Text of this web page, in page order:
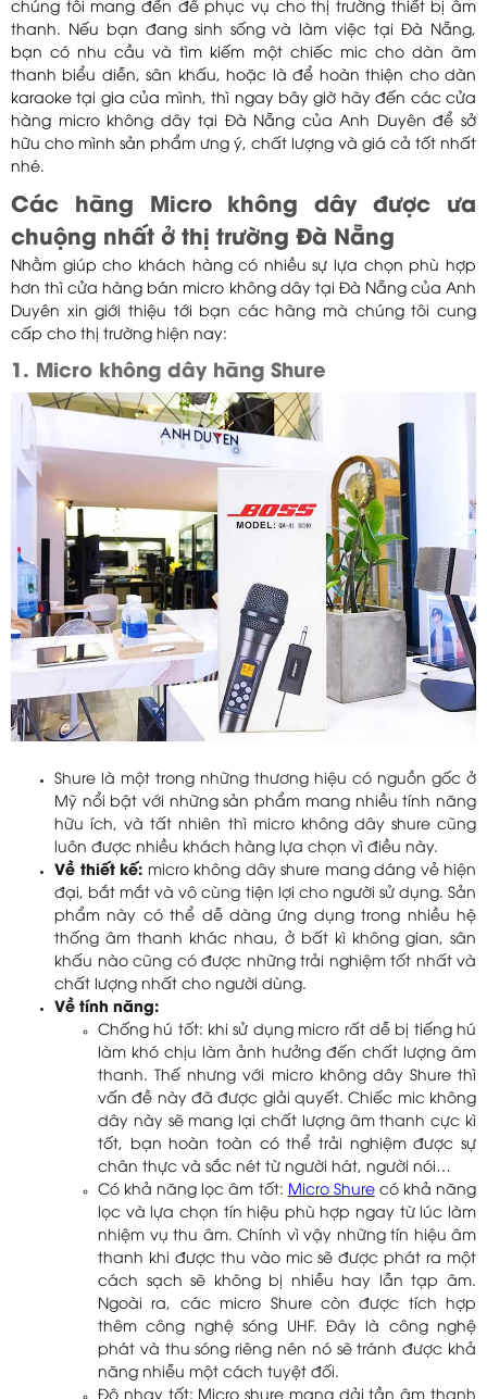
chúng tôi mang đến để phục vụ cho thị trường thiết bị âm
thanh. Nếu bạn đang sinh sống và làm việc tại Đà Nẵng,
bạn có nhu cầu và tìm kiếm một chiếc mic cho dàn âm
thanh biểu diễn, sân khấu, hoặc là để hoàn thiện cho dàn
karaoke tại gia của mình, thì ngay bây giờ hãy đến các cửa
hàng micro không dây tại Đà Nẵng của Anh Duyên để sở
hữu cho mình sản phẩm ưng ý, chất lượng và giá cả tốt nhất
nhé.
Các hãng Micro không dây được ưa
chuộng nhất ở thị trường Đà Nẵng
Nhằm giúp cho khách hàng có nhiều sự lựa chọn phù hợp
hơn thì cửa hàng bán micro không dây tại Đà Nẵng của Anh
Duyên xin giới thiệu tới bạn các hãng mà chúng tôi cung
cấp cho thị trường hiện nay:
1. Micro không dây hãng Shure
Shure là một trong những thương hiệu có nguồn gốc ở
Mỹ nổi bật với những sản phẩm mang nhiều tính năng
hữu ích, và tất nhiên thì micro không dây shure cũng
luôn được nhiều khách hàng lựa chọn vì điều này.
Về thiết kế: micro không dây shure mang dáng vẻ hiện
đại, bắt mắt và vô cùng tiện lợi cho người sử dụng. Sản
phẩm này có thể dễ dàng ứng dụng trong nhiều hệ
thống âm thanh khác nhau, ở bất kì không gian, sân
khấu nào cũng có được những trải nghiệm tốt nhất và
chất lượng nhất cho người dùng.
Về tính năng:
Chống hú tốt: khi sử dụng micro rất dễ bị tiếng hú
làm khó chịu làm ảnh hưởng đến chất lượng âm
thanh. Thế nhưng với micro không dây Shure thì
vấn đề này đã được giải quyết. Chiếc mic không
dây này sẽ mang lại chất lượng âm thanh cực kì
tốt, bạn hoàn toàn có thể trải nghiệm được sự
chân thực và sắc nét từ người hát, người nói…
Có khả năng lọc âm tốt: Micro Shurecó khả năng
lọc và lựa chọn tín hiệu phù hợp ngay từ lúc làm
nhiệm vụ thu âm. Chính vì vậy những tín hiệu âm
thanh khi được thu vào mic sẽ được phát ra một
cách sạch sẽ không bị nhiễu hay lẫn tạp âm.
Ngoài ra, các micro Shure còn được tích hợp
thêm công nghệ sóng UHF. Đây là công nghệ
phát và thu sóng riêng nên nó sẽ tránh được khả
năng nhiễu một cách tuyệt đối.